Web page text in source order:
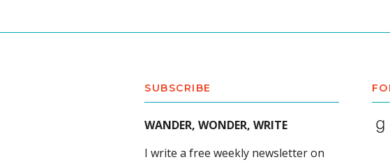
SUBSCRIBE
WANDER, WONDER, WRITE
I write a free weekly newsletter on